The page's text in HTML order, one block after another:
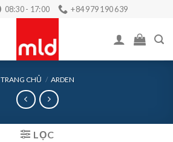
08:30 - 17:00 +84 979 190 639
TRANG CHỦ / ARDEN
LỌC